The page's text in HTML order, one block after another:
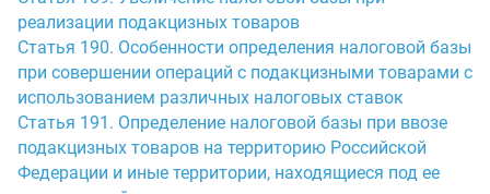
реализации подакцизных товаров
Статья 190. Особенности определения налоговой базы
при совершении операций с подакцизными товарами с
использованием различных налоговых ставок
Статья 191. Определение налоговой базы при ввозе
подакцизных товаров на территорию Российской
Федерации и иные территории, находящиеся под ее